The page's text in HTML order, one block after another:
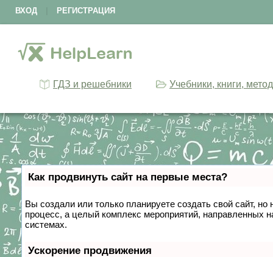
ВХОД РЕГИСТРАЦИЯ
ГДЗ и решебники Учебники, книги,
Как продвинуть сайт на первые места?
Вы создали или только планируете создать свой сайт,
процесс, а целый комплекс мероприятий, направленных
системах.
Ускорение продвижения